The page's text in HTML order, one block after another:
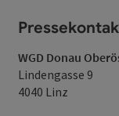
WGD Donau
Lindengasse 9
4040 Linz